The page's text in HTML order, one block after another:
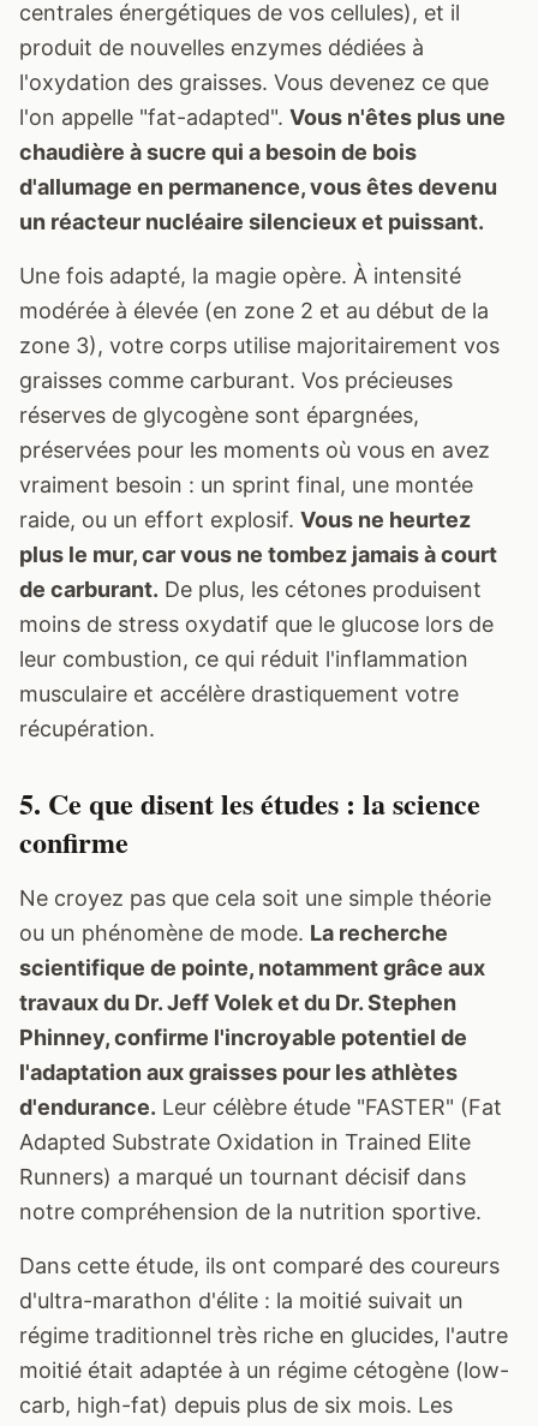
centrales énergétiques de vos cellules), et il
produit de nouvelles enzymes dédiées à
l'oxydation des graisses. Vous devenez ce que
l'on appelle "fat-adapted". Vous n'êtes plus une
chaudière à sucre qui a besoin de bois
d'allumage en permanence, vous êtes devenu
un réacteur nucléaire silencieux et puissant.
Une fois adapté, la magie opère. À intensité
modérée à élevée (en zone 2 et au début de la
zone 3), votre corps utilise majoritairement vos
graisses comme carburant. Vos précieuses
réserves de glycogène sont épargnées,
préservées pour les moments où vous en avez
vraiment besoin : un sprint final, une montée
raide, ou un effort explosif. Vous ne heurtez
plus le mur, car vous ne tombez jamais à court
de carburant. De plus, les cétones produisent
moins de stress oxydatif que le glucose lors de
leur combustion, ce qui réduit l'inflammation
musculaire et accélère drastiquement votre
récupération.
5. Ce que disent les études : la science
confirme
Ne croyez pas que cela soit une simple théorie
ou un phénomène de mode. La recherche
scientifique de pointe, notamment grâce aux
travaux du Dr. Jeff Volek et du Dr. Stephen
Phinney, confirme l'incroyable potentiel de
l'adaptation aux graisses pour les athlètes
d'endurance. Leur célèbre étude "FASTER" (Fat
Adapted Substrate Oxidation in Trained Elite
Runners) a marqué un tournant décisif dans
notre compréhension de la nutrition sportive.
Dans cette étude, ils ont comparé des coureurs
d'ultra-marathon d'élite : la moitié suivait un
régime traditionnel très riche en glucides, l'autre
moitié était adaptée à un régime cétogène (low-
carb, high-fat) depuis plus de six mois. Les